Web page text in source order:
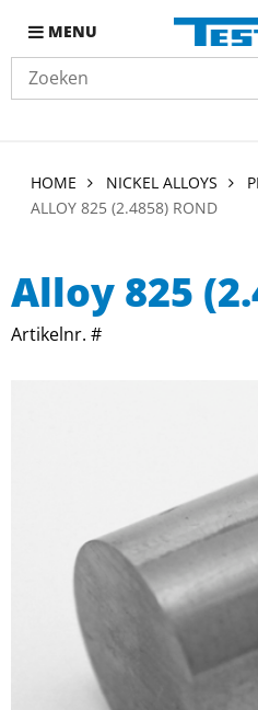
MENU
HOME NICKEL ALLOYS
ALLOY 825 (2.4858) ROND
Alloy 825
Artikelnr. #